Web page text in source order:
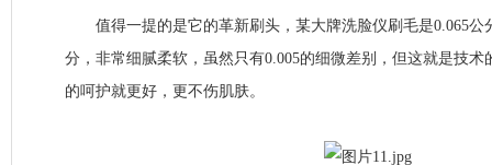
值得一提的是它的革新刷头，某大牌洗脸仪刷毛是0.065公
分，非常细腻柔软，虽然只有0.005的细微差别，但这就是技
的呵护就更好，更不伤肌肤。